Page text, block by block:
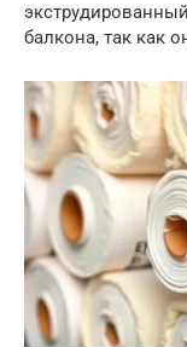
балкона, так как